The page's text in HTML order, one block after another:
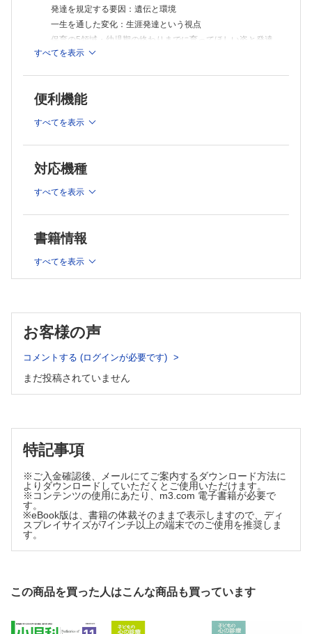
思考力の発達
子どもの遊びと思考力の発達
9．自然との関わり・生命尊重－子どもの発達と環境 （川口めぐみ）
命の理解と発達
達 （松﨑 泰）
文字への関心
幼児期の読みの発達的変化
文字への関心や数量概念への関心を促す保育活動
言葉の機能
コミュニケーションの発達
12．豊かな感性と表現－感性と創造性の発達 （川口めぐみ）
感性
感性の発達
創造性（creativity）
子どもの表現－描画からみる子どもの表現
子どもの遊びの特徴と保育
保育のカリキュラムとPDCAとOODAサイクル
14．乳幼児期の発達の遅れと発達を支える保育－支援と連携 （田口
禎子）
発達に課題のある子どもの幼児期によくみられる特徴
発達支援（療育）と保育者の役割
発達を促す生活や遊び
15．乳幼児期の子どもをもつ保護者を支える （田口禎子）
保育における子育て支援
保護者を支える具体的な支援方法
発達を規定する要因：遺伝と環境
一生を通した変化：生涯発達という視点
保育の5領域・幼児期の終わりまでに育ってほしい姿と発達
の関連性
さまざまな認知発達理論：ヴィゴツキー，ワロン，ブルーナ
言語発達理論
恩納拓也）
幼児期の身体と運動の発達
保育における身体機能と運動機能を高める関わり
第2章 子どもの心と社会との関わり
4．自立心─社会情動的スキルの発達 （片桐正敏）
自立心と認知的スキル，社会情動的スキルとの関係
自立心につながる保育での関わり
5．協同性─社会性の発達 （保坂和貴）
乳児期における「社会性」の発達
幼児期における社会性の発達
協同性をめぐって
ルールの理解
集団行動と保育方法
社会適応能力の発達
社会的な関わりの発達
第3章 子どもの心の成長 99
子どもの遊びと思考力の発達
保育における「自然との関わり・生命の尊重」
すべてを表示
便利機能
すべてを表示
対応機種
すべてを表示
書籍情報
すべてを表示
お客様の声
コメントする (ログインが必要です)
まだ投稿されていません
特記事項
※ご入金確認後、メールにてご案内するダウンロード方法に
よりダウンロードしていただくとご使用いただけます。
※コンテンツの使用にあたり、m3.com 電子書籍が必要で
す。
※eBook版は、書籍の体裁そのままで表示しますので、ディ
スプレイサイズが7インチ以上の端末でのご使用を推奨しま
す。
この商品を買った人はこんな商品も買っています